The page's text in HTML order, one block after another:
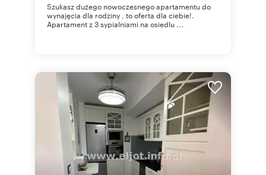
Szukasz dużego nowoczesnego apartamentu do
wynajęcia dla rodziny , to oferta dla ciebie!.
Apartament z 3 sypialniami na osiedlu ...